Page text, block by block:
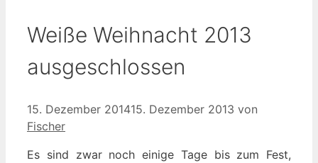
Weiße Weihnacht 2013
ausgeschlossen
15. Dezember 201415. Dezember 2013 von
Fischer
Es sind zwar noch einige Tage bis zum Fest,